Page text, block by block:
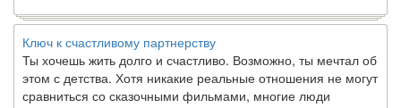
Ключ к счастливому партнерству
Ты хочешь жить долго и счастливо. Возможно, ты мечтал об
этом с детства. Хотя никакие реальные отношения не могут
сравниться со сказочными фильмами, многие люди
наслаждаются...